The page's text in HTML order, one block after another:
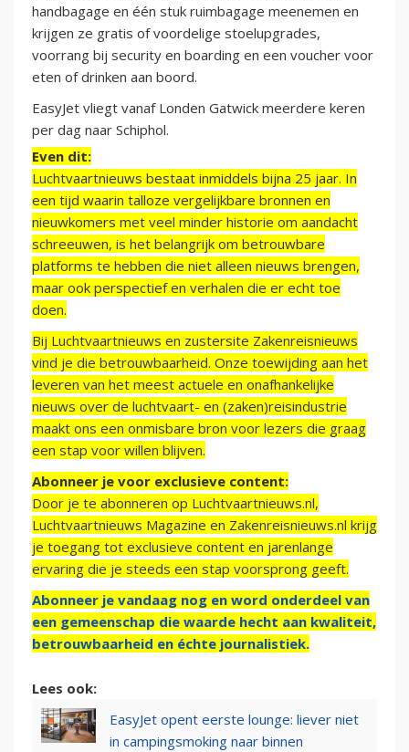
handbagage en één stuk ruimbagage meenemen en
krijgen ze gratis of voordelige stoelupgrades,
voorrang bij security en boarding en een voucher voor
eten of drinken aan boord.
EasyJet vliegt vanaf Londen Gatwick meerdere keren
per dag naar Schiphol.
Even dit:
Luchtvaartnieuws bestaat inmiddels bijna 25 jaar. In
een tijd waarin talloze vergelijkbare bronnen en
nieuwkomers met veel minder historie om aandacht
schreeuwen, is het belangrijk om betrouwbare
platforms te hebben die niet alleen nieuws brengen,
maar ook perspectief en verhalen die er echt toe
doen.
Bij Luchtvaartnieuws en zustersite Zakenreisnieuws
vind je die betrouwbaarheid. Onze toewijding aan het
leveren van het meest actuele en onafhankelijke
nieuws over de luchtvaart- en (zaken)reisindustrie
maakt ons een onmisbare bron voor lezers die graag
een stap voor willen blijven.
Abonneer je voor exclusieve content:
Door je te abonneren op Luchtvaartnieuws.nl,
Luchtvaartnieuws Magazine en Zakenreisnieuws.nl krijg
je toegang tot exclusieve content en jarenlange
ervaring die je steeds een stap voorsprong geeft.
Abonneer je vandaag nog en word onderdeel van
een gemeenschap die waarde hecht aan kwaliteit,
betrouwbaarheid en échte journalistiek.
Lees ook:
EasyJet opent eerste lounge: liever niet
in campingsmoking naar binnen